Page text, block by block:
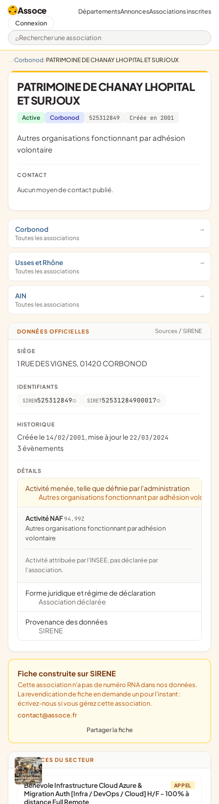
Assoce
Rechercher une association
DépartementsAnnoncesAssociations inscrites
Connexion
Corbonod PATRIMOINE DE CHANAY LHOPITAL ET SURJOUX
PATRIMOINE DE CHANAY LHOPITAL
ET SURJOUX
Active Corbonod 525312849 Créée en 2001
Autres organisations fonctionnant par adhésion
volontaire
CONTACT
Aucun moyen de contact publié.
Corbonod
Toutes les associations
Usses et Rhône
Toutes les associations
AIN
Toutes les associations
DONNÉES OFFICIELLES Sources / SIRENE
SIÈGE
1 RUE DES VIGNES, 01420 CORBONOD
IDENTIFIANTS
SIREN525312849 SIRET52531284900017
HISTORIQUE
Créée le 14/02/2001, mise à jour le 22/03/2024
3 évènements
DÉTAILS
Activité menée, telle que définie par l'administration
Autres organisations fonctionnant par adhésion
Activité NAF94.99Z
Autres organisations fonctionnant par adhésion
volontaire
Activité attribuée par l'INSEE, pas déclarée par
l'association.
Forme juridique et régime de déclaration
Association déclarée
Provenance des données
SIRENE
Fiche construite sur SIRENE
Cette association n'a pas de numéro RNA dans nos données.
La revendication de fiche en demande un pour l'instant :
écrivez-nous si vous gérez cette association.
contact@assoce.fr
Partager la fiche
ANNONCES DU SECTEUR
APPEL
Bénévole Infrastructure Cloud Azure &
Migration Auth [Infra / DevOps / Cloud] H/F - 100% à
distance Full Remote